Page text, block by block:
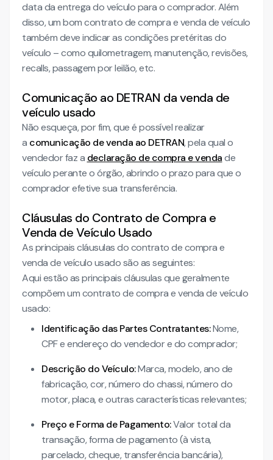
data da entrega do veículo para o comprador. Além
disso, um bom contrato de compra e venda de veículo
também deve indicar as condições pretéritas do
veículo – como quilometragem, manutenção, revisões,
recalls, passagem por leilão, etc.
Comunicação ao DETRAN da venda de
veículo usado
Não esqueça, por fim, que é possível realizar
a comunicação de venda ao DETRAN, pela qual o
vendedor faz a declaração de compra e vendade
veículo perante o órgão, abrindo o prazo para que o
comprador efetive sua transferência.
Cláusulas do Contrato de Compra e
Venda de Veículo Usado
As principais cláusulas do contrato de compra e
venda de veículo usado são as seguintes:
Aqui estão as principais cláusulas que geralmente
compõem um contrato de compra e venda de veículo
usado:
Identificação das Partes Contratantes:Nome,
CPF e endereço do vendedor e do comprador;
Descrição do Veículo:Marca, modelo, ano de
fabricação, cor, número do chassi, número do
motor, placa, e outras características relevantes;
Preço e Forma de Pagamento:Valor total da
transação, forma de pagamento (à vista,
parcelado, cheque, transferência bancária),